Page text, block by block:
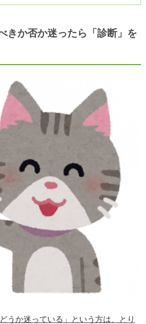
きか否か迷ったら「診断」を
うか迷っている」という方は、とり